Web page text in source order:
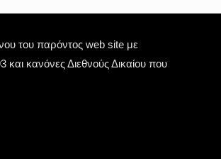
του παρόντος web site με
κανόνες Διεθνούς Δικαίου που